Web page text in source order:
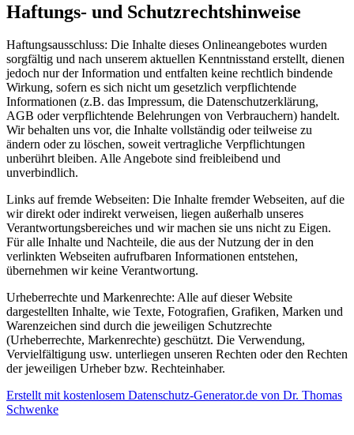
Haftungs- und Schutzrechtshinweise
Haftungsausschluss: Die Inhalte dieses Onlineangebotes wurden
sorgfältig und nach unserem aktuellen Kenntnisstand erstellt, dienen
jedoch nur der Information und entfalten keine rechtlich bindende
Wirkung, sofern es sich nicht um gesetzlich verpflichtende
Informationen (z.B. das Impressum, die Datenschutzerklärung,
AGB oder verpflichtende Belehrungen von Verbrauchern) handelt.
Wir behalten uns vor, die Inhalte vollständig oder teilweise zu
ändern oder zu löschen, soweit vertragliche Verpflichtungen
unberührt bleiben. Alle Angebote sind freibleibend und
unverbindlich.
Links auf fremde Webseiten: Die Inhalte fremder Webseiten, auf die
wir direkt oder indirekt verweisen, liegen außerhalb unseres
Verantwortungsbereiches und wir machen sie uns nicht zu Eigen.
Für alle Inhalte und Nachteile, die aus der Nutzung der in den
verlinkten Webseiten aufrufbaren Informationen entstehen,
übernehmen wir keine Verantwortung.
Urheberrechte und Markenrechte: Alle auf dieser Website
dargestellten Inhalte, wie Texte, Fotografien, Grafiken, Marken und
Warenzeichen sind durch die jeweiligen Schutzrechte
(Urheberrechte, Markenrechte) geschützt. Die Verwendung,
Vervielfältigung usw. unterliegen unseren Rechten oder den Rechten
der jeweiligen Urheber bzw. Rechteinhaber.
Erstellt mit kostenlosem Datenschutz-Generator.de von Dr. Thomas
Schwenke